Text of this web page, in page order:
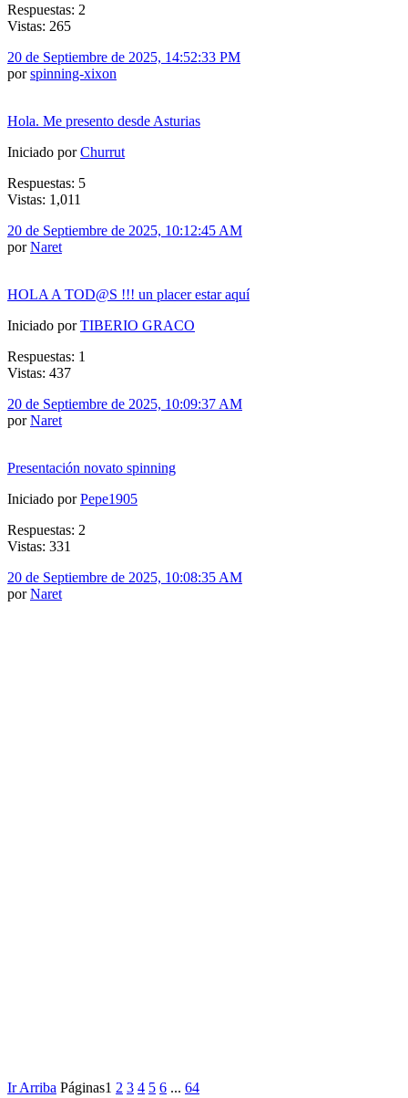
Respuestas: 2
Vistas: 265
20 de Septiembre de 2025, 14:52:33 PM
porspinning-xixon
Hola. Me presento desde Asturias
Iniciado porChurrut
Respuestas: 5
Vistas: 1,011
20 de Septiembre de 2025, 10:12:45 AM
porNaret
HOLA A TOD@S !!! un placer estar aquí
Iniciado porTIBERIO GRACO
Respuestas: 1
Vistas: 437
20 de Septiembre de 2025, 10:09:37 AM
porNaret
Presentación novato spinning
Iniciado porPepe1905
Respuestas: 2
Vistas: 331
20 de Septiembre de 2025, 10:08:35 AM
porNaret
Ir Arriba Páginas1 2 3 4 5 6 ... 64